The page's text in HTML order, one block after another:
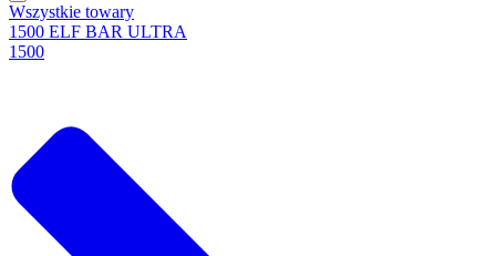
Wszystkie towary
1500 ELF BAR ULTRA
1500